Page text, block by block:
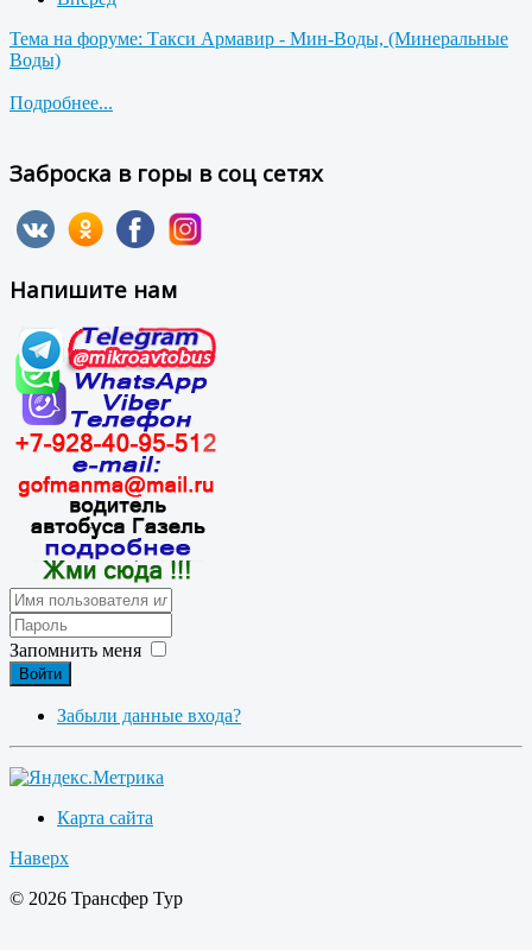
Тема на форуме: Такси Армавир - Мин-Воды, (Минеральные
Воды)
Подробнее...
Заброска в горы в соц сетях
Напишите нам
Запомнить меня
Войти
Забыли данные входа?
Карта сайта
Наверх
© 2026 Трансфер Тур